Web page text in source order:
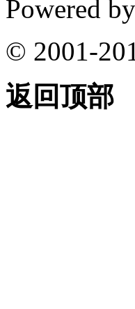
Powered by
© 2001-
返回顶部